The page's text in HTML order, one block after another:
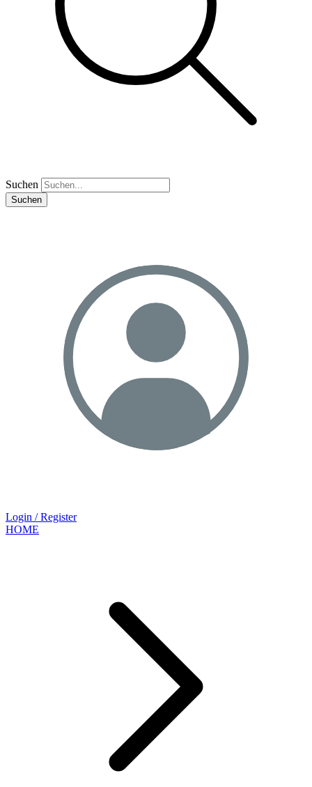
Suchen
Suchen
Login / Register
HOME